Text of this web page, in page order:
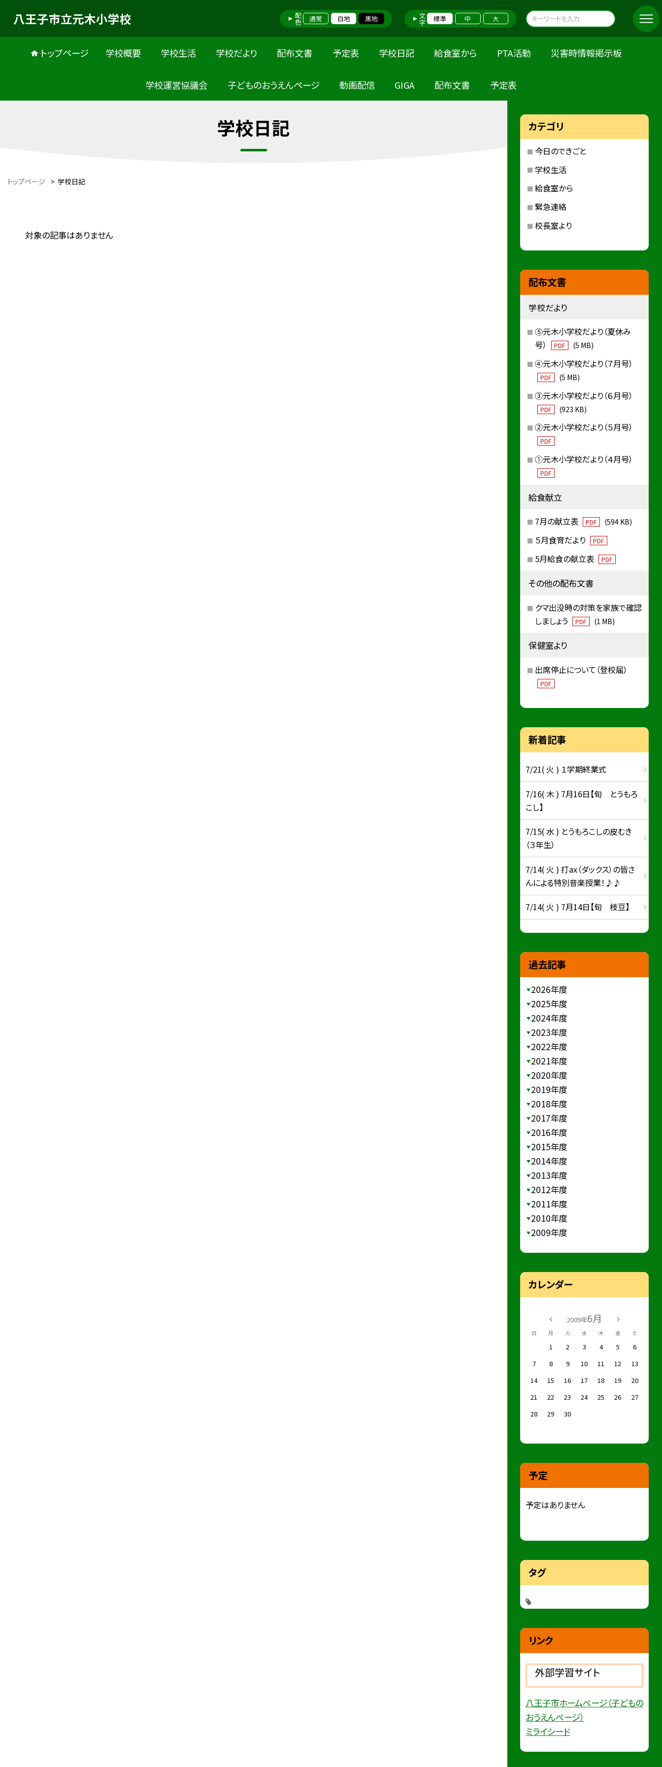
八王子市立元木小学校 配色 通常 白地 黒地 文字 標準 中 大
トップページ 学校概要 学校生活 学校だより 配布文書 予定表 学校日記 給食室から PTA活動 災害時情報掲示板
学校運営協議会 子どものおうえんページ 動画配信 GIGA 配布文書 予定表
学校日記
トップページ > 学校日記
対象の記事はありません
カテゴリ
今日のできごと
学校生活
給食室から
緊急連絡
校長室より
配布文書
学校だより
⑤元木小学校だより（夏休み
号）
PDF (5 MB)
④元木小学校だより（７月号）
PDF (5 MB)
③元木小学校だより（６月号）
PDF (923 KB)
②元木小学校だより（５月号）
PDF
①元木小学校だより（４月号）
PDF
給食献立
7月の献立表 PDF (594 KB)
５月食育だより PDF
5月給食の献立表 PDF
その他の配布文書
クマ出没時の対策を家族で確認
しましょう
PDF (1 MB)
保健室より
出席停止について（登校届）
PDF
新着記事
7/21( 火 ) １学期終業式
7/16( 木 ) 7月16日【旬 とうもろ
こし】
7/15( 水 ) とうもろこしの皮むき
（３年生）
7/14( 火 ) 打ax（ダックス）の皆さ
んによる特別音楽授業！♪♪
7/14( 火 ) 7月14日【旬 枝豆】
過去記事
2026年度
2025年度
2024年度
2023年度
2022年度
2021年度
2020年度
2019年度
2018年度
2017年度
2016年度
2015年度
2014年度
2013年度
2012年度
2011年度
2010年度
2009年度
カレンダー
2009年6月
日 月 火 水 木 金 土
1 2 3 4 5
6
7
8 9 10 11 12
13
14
15 16 17 18 19
20
21
22 23 24 25 26
27
28
29 30
予定
予定はありません
タグ
リンク
外部学習サイト
八王子市ホームページ（子どもの
おうえんページ）
ミライシード